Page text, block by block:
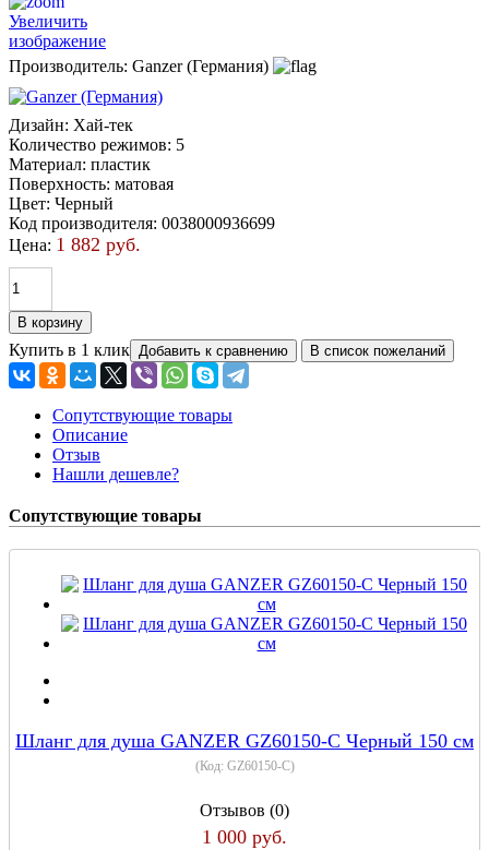
Увеличить
изображение
Производитель: Ganzer (Германия)
Дизайн: Хай-тек
Количество режимов: 5
Материал: пластик
Поверхность: матовая
Цвет: Черный
Код производителя: 0038000936699
Цена: 1 882 руб.
Купить в 1 клик
Сопутствующие товары
Описание
Отзыв
Нашли дешевле?
Сопутствующие товары
Шланг для душа GANZER GZ60150-C Черный 150 см
(Код: GZ60150-C)
Отзывов (0)
1 000 руб.